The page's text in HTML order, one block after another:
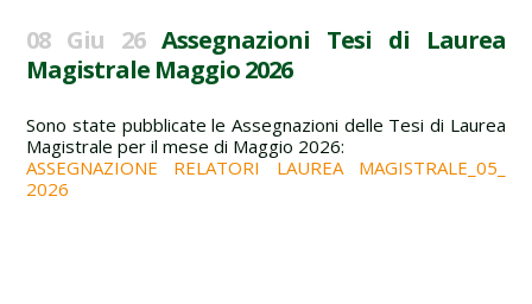
08 Giu 26Assegnazioni Tesi di Laurea
Magistrale Maggio 2026
Sono state pubblicate le Assegnazioni delle Tesi di Laurea
Magistrale per il mese di Maggio 2026:
ASSEGNAZIONE RELATORI LAUREA MAGISTRALE_05_
2026